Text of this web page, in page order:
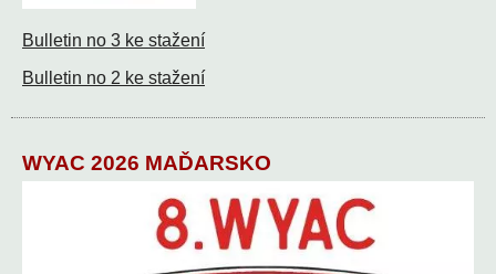
Bulletin no 3 ke stažení
Bulletin no 2 ke stažení
WYAC 2026 MAĎARSKO